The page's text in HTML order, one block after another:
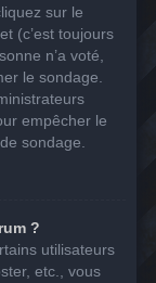
sur le
(c’est toujours
n’a voté,
le sondage.
empêcher le
sondage.
?
utilisateurs
etc., vous